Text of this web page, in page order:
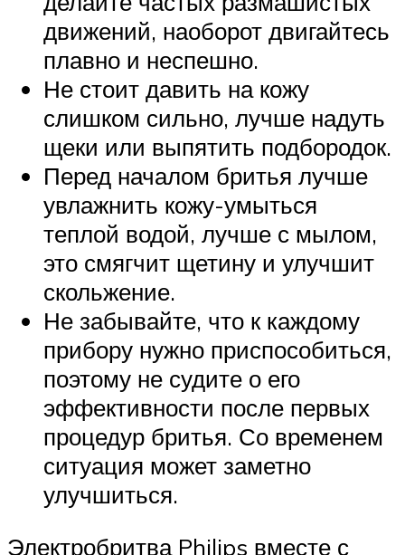
движений, наоборот двигайтесь
плавно и неспешно.
Не стоит давить на кожу
слишком сильно, лучше надуть
щеки или выпятить подбородок.
Перед началом бритья лучше
увлажнить кожу-умыться
теплой водой, лучше с мылом,
это смягчит щетину и улучшит
скольжение.
Не забывайте, что к каждому
прибору нужно приспособиться,
поэтому не судите о его
эффективности после первых
процедур бритья. Со временем
ситуация может заметно
улучшиться.
Электробритва Philips вместе с